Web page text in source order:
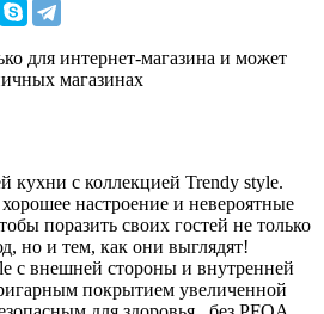
для интернет-магазина и может
магазинах
кухни с коллекцией Trendy style.
настроение и невероятные
поразить своих гостей не только
но и тем, как они выглядят!
с внешней стороны и внутренней
покрытием увеличенной